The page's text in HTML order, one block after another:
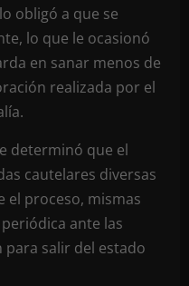
obligó a que se
lo que le ocasionó
en sanar menos de
realizada por el
determinó que el
cautelares diversas
proceso, mismas
ante las
salir del estado